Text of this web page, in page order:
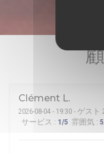
Clément L
2026-08-04 - 19:30 - ゲスト
サービス : 1/5 雰囲気 : 5